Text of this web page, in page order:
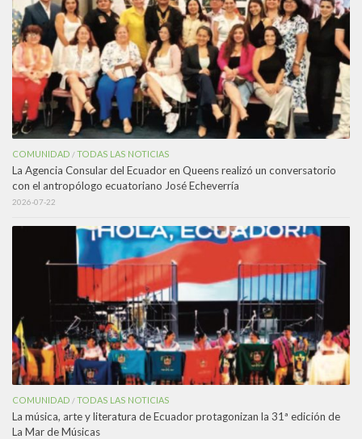
COMUNIDAD /TODAS LAS NOTICIAS
La Agencia Consular del Ecuador en Queens realizó un conversatorio
con el antropólogo ecuatoriano José Echeverría
2026-07-22
COMUNIDAD /TODAS LAS NOTICIAS
La música, arte y literatura de Ecuador protagonizan la 31ª edición de
La Mar de Músicas